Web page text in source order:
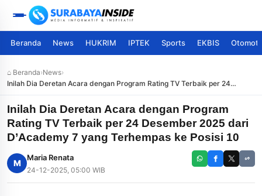
Beranda News HUKRIM IPTEK Sports EKBIS
⌂ Beranda›News›
Inilah Dia Deretan Acara dengan Program Rating TV Terbaik per 24
Desember 2025 dari D’Academy 7 yang Terhempas ke Posisi 10
Inilah Dia Deretan Acara dengan Program
Rating TV Terbaik per 24 Desember 2025 dari
D’Academy 7 yang Terhempas ke Posisi 10
M
Maria Renata
24-12-2025, 05:00 WIB